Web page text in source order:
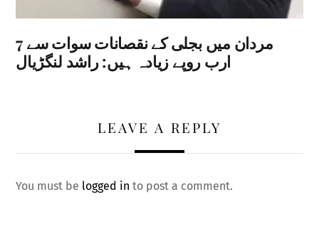
مردان میں بجلی کے نقصانات سوات سے 7
ارب روپے زیادہ ہیں: راشد لنگڑیال
LEAVE A REPLY
You must be logged in to post a comment.